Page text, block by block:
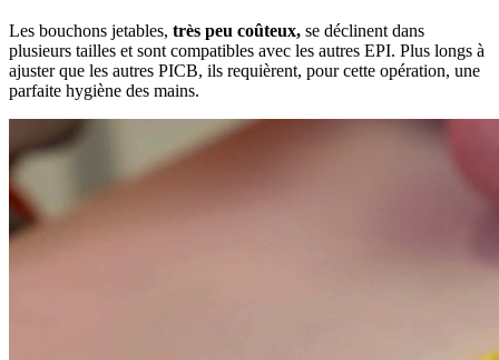
Les bouchons jetables, très peu coûteux, se déclinent dans
plusieurs tailles et sont compatibles avec les autres EPI. Plus longs à
ajuster que les autres PICB, ils requièrent, pour cette opération, une
parfaite hygiène des mains.